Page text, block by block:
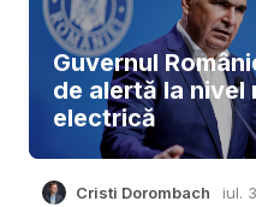
Guvernul
de alertă la nivel
electrică
Cristi Dorombach iul.